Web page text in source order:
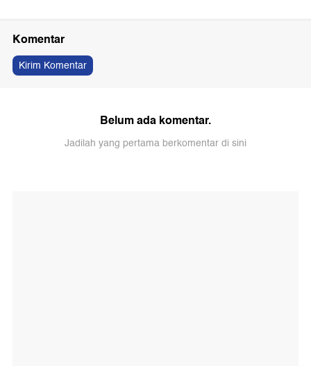
Komentar
Kirim Komentar
Belum ada komentar.
Jadilah yang pertama berkomentar di sini